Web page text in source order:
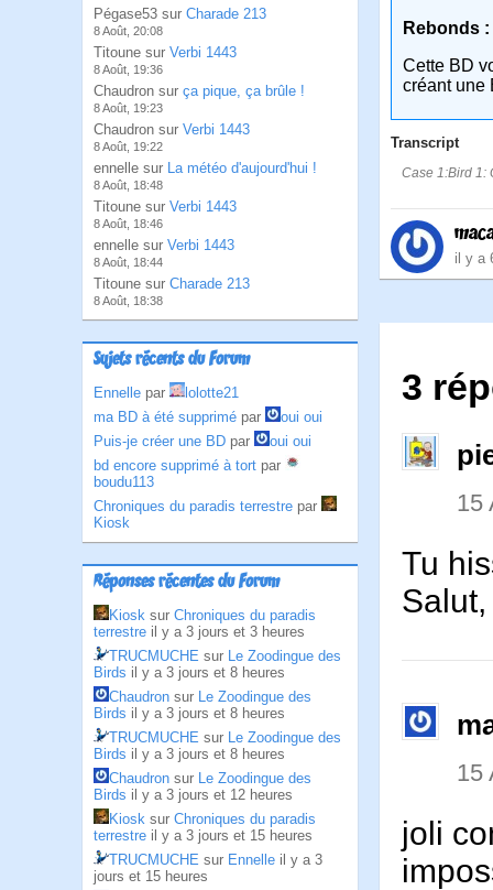
Pégase53 sur Charade 213
8 Août, 20:08
Titoune sur Verbi 1443
8 Août, 19:36
Chaudron sur ça pique, ça brûle !
8 Août, 19:23
Chaudron sur Verbi 1443
8 Août, 19:22
ennelle sur La météo d'aujourd'hui !
8 Août, 18:48
Titoune sur Verbi 1443
8 Août, 18:46
ennelle sur Verbi 1443
8 Août, 18:44
Titoune sur Charade 213
8 Août, 18:38
Sujets récents du Forum
Ennelle par
lolotte21
ma BD à été supprimé par
oui oui
Puis-je créer une BD par
oui oui
bd encore supprimé à tort par
boudu113
Chroniques du paradis terrestre par
Kiosk
Réponses récentes du Forum
Kiosk sur Chroniques du paradis
terrestre il y a 3 jours et 3 heures
TRUCMUCHE sur Le Zoodingue des
Birds il y a 3 jours et 8 heures
Chaudron sur Le Zoodingue des
Birds il y a 3 jours et 8 heures
TRUCMUCHE sur Le Zoodingue des
Birds il y a 3 jours et 8 heures
Chaudron sur Le Zoodingue des
Birds il y a 3 jours et 12 heures
Kiosk sur Chroniques du paradis
terrestre il y a 3 jours et 15 heures
TRUCMUCHE sur Ennelle il y a 3
jours et 15 heures
Rebonds :
Cette BD
créant une
Transcript
Case 1:Bird 1:
il y a
3
15
Tu
15
joli